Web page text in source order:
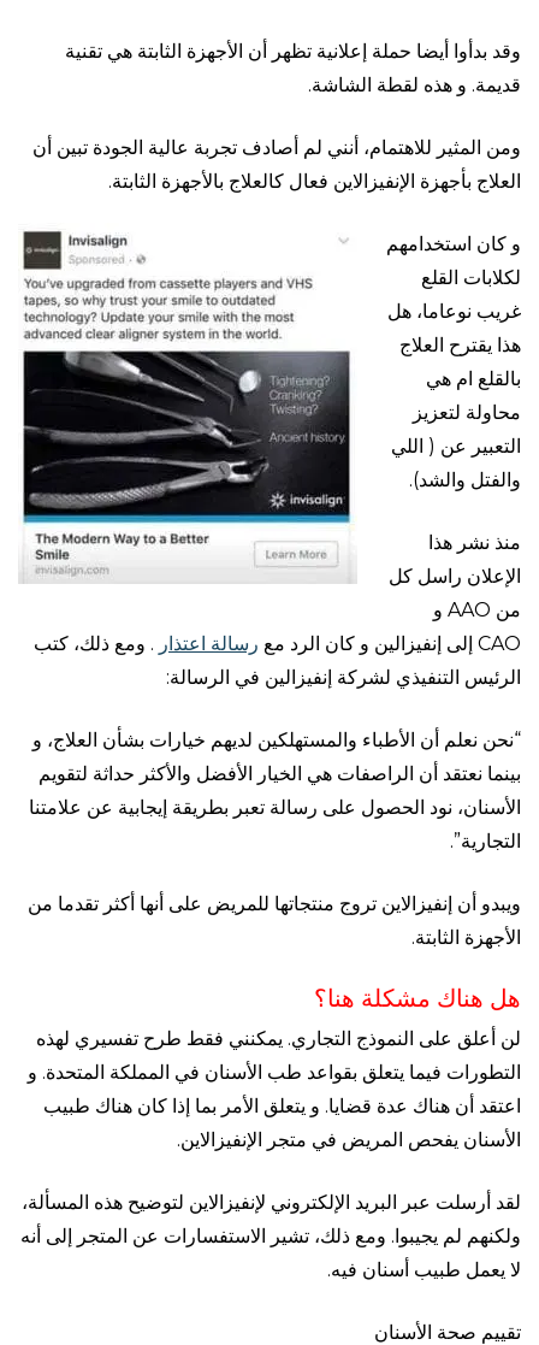
وقد بدأوا أيضا حملة إعلانية تظهر أن الأجهزة الثابتة هي تقنية
قديمة. و هذه لقطة الشاشة.
ومن المثير للاهتمام، أنني لم أصادف تجربة عالية الجودة تبين أن
العلاج بأجهزة الإنفيزالاين فعال كالعلاج بالأجهزة الثابتة.
و كان استخدامهم
لكلابات القلع
غريب نوعاما، هل
هذا يقترح العلاج
بالقلع ام هي
محاولة لتعزيز
التعبير عن ( اللي
والفتل والشد).
منذ نشر هذا
الإعلان راسل كل
من AAO و
CAO إلى إنفيزالين و كان الرد مع
رسالة اعتذار . ومع ذلك، كتب
الرئيس التنفيذي لشركة إنفيزالين في الرسالة:
“نحن نعلم أن الأطباء والمستهلكين لديهم خيارات بشأن العلاج، و
بينما نعتقد أن الراصفات هي الخيار الأفضل والأكثر حداثة لتقويم
الأسنان، نود الحصول على رسالة تعبر بطريقة إيجابية عن علامتنا
التجارية”.
ويبدو أن إنفيزالاين تروج منتجاتها للمريض على أنها أكثر تقدما من
الأجهزة الثابتة.
هل هناك مشكلة هنا؟
لن أعلق على النموذج التجاري. يمكنني فقط طرح تفسيري لهذه
التطورات فيما يتعلق بقواعد طب الأسنان في المملكة المتحدة. و
اعتقد أن هناك عدة قضايا. و يتعلق الأمر بما إذا كان هناك طبيب
الأسنان يفحص المريض في متجر الإنفيزالاين.
لقد أرسلت عبر البريد الإلكتروني لإنفيزالاين لتوضيح هذه المسألة،
ولكنهم لم يجيبوا. ومع ذلك، تشير الاستفسارات عن المتجر إلى أنه
لا يعمل طبيب أسنان فيه.
تقييم صحة الأسنان